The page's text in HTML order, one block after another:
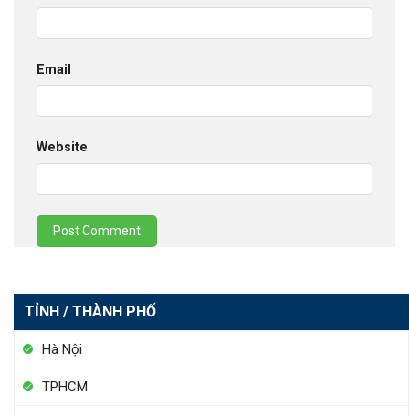
TỈNH / THÀNH PHỐ
Hà Nội
TPHCM
Email
Website